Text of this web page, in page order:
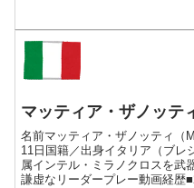
マッティア・ザノッテ
名前マッティア・ザノッティ（
11日国籍／出身イタリア（ブレ
属インテル・ミラノクロスを武
謙虚なリーダープレー動画経歴